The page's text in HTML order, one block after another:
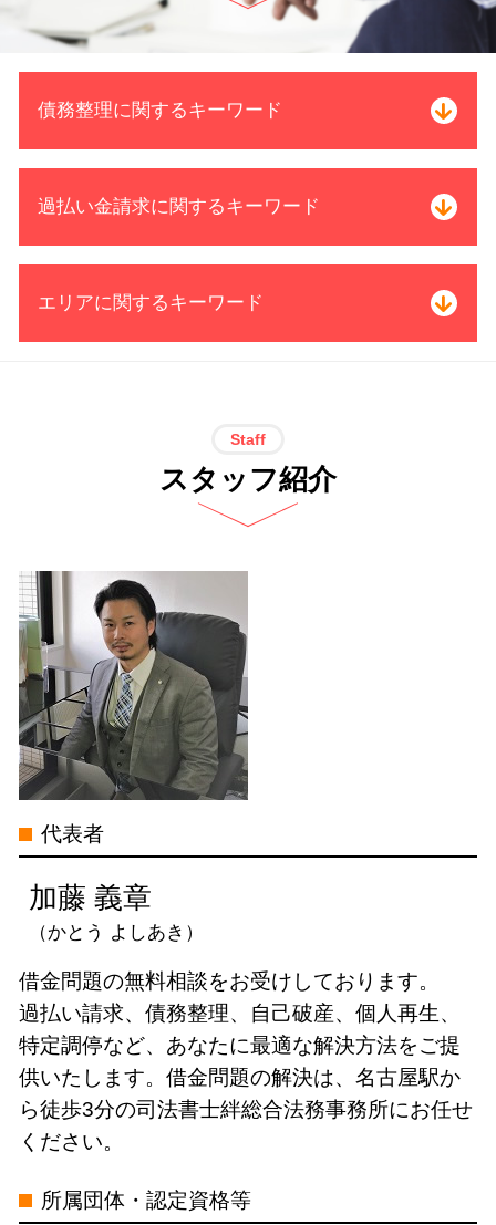
債務整理に関するキーワード
個人再生 債務整理 メリット
債務整理 自己破産 連帯保証人
自己破産 持ち家
特定調停 条件
債務整理 借金 金額
自己破産 後 生活保護
自己破産 家族 影響
民事再生 個人
自己破産 家族の貯金
特定調停とは 債務整理
個人 自己破産 デメリット
個人再生 再生計画
任意整理 受任 通知
債務整理 奨学金
過払い金請求に関するキーワード
過払い金 遅延損害金
過払い金 訴訟
借金 過払い金 期間
消費者金融 返済 過払い金
過払い金 司法書士 メリット
お金 返還
過払い金請求 司法書士 限度額
サラ金 過払い
過払い金 請求 リスク
過払い金 分断
借金 過払い 相談
過払い金 利率
過払い金 取り戻し分
借金 過払い請求 デメリット
エリアに関するキーワード
特定調停 司法書士 電話 無料相談 三
自己破産 司法書士 電話 無料相談 名
阜県
債務整理 司法書士 電話 無料相談 名
古屋市
借金問題 司法書士 電話 無料相談 岐
阜県
過払い金請求 司法書士 電話 無料相談
中村区
重県
愛知県
特定調停 司法書士 電話 無料相談 名
借金問題 司法書士 電話 無料相談 愛
知県
個人再生 司法書士 電話 無料相談 名
古屋市
自己破産 司法書士 電話 無料相談 中
村区
村区
Staff
スタッフ紹介
代表者
加藤 義章
（かとう よしあき）
借金問題の無料相談をお受けしております。
過払い請求、債務整理、自己破産、個人再生、
特定調停など、あなたに最適な解決方法をご提
供いたします。借金問題の解決は、名古屋駅か
ら徒歩3分の司法書士絆総合法務事務所にお任せ
ください。
所属団体・認定資格等